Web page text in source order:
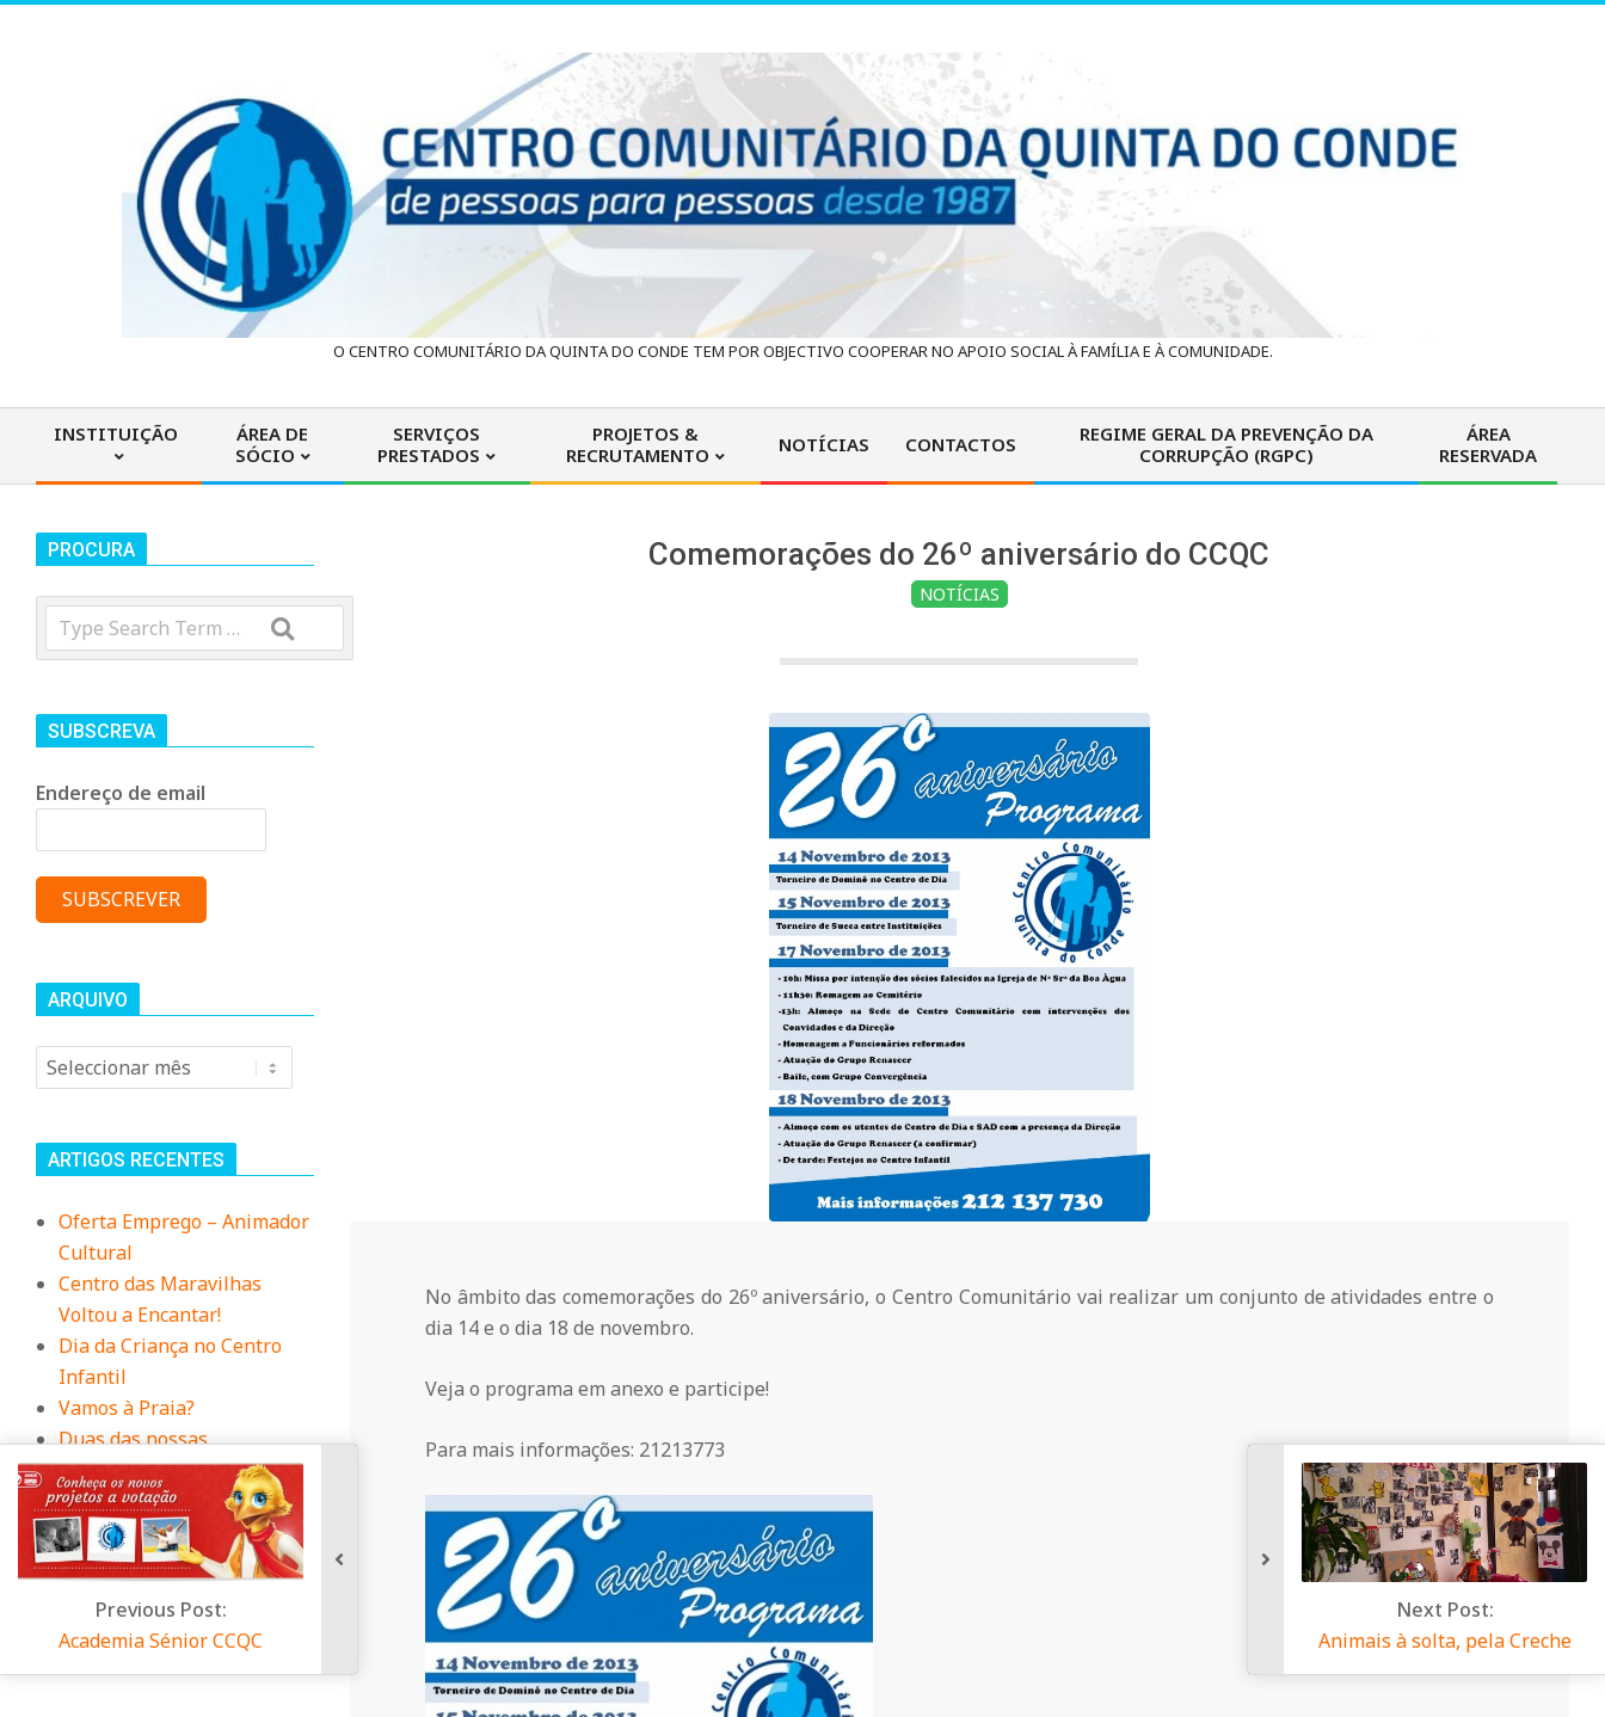
e
n
t
r
o
C
o
m
u
n
i
t
á
r
i
o
d
a
O CENTRO COMUNITÁRIO DA QUINTA DO CONDE TEM POR OBJECTIVO COOPERAR NO APOIO SOCIAL À FAMÍLIA E À COMUNIDADE.
Primary
Navigation
INSTITUIÇÃO
ÁREA DE
SÓCIO
SERVIÇOS
PRESTADOS
PROJETOS &
RECRUTAMENTO
NOTÍCIAS CONTACTOS
REGIME GERAL DA PREVENÇÃO DA
CORRUPÇÃO (RGPC)
ÁREA
RESERVADA
Comemorações do 26º aniversário do CCQC
NOTÍCIAS
No âmbito das comemorações do 26º aniversário, o Centro Comunitário vai realizar um conjunto de atividades entre o
dia 14 e o dia 18 de novembro.
Veja o programa em anexo e participe!
Para mais informações: 21213773
PROCURA
Search
SUBSCREVA
Endereço de email
ARQUIVO
Arquivo
ARTIGOS RECENTES
Oferta Emprego – Animador
Cultural
Centro das Maravilhas
Voltou a Encantar!
Dia da Criança no Centro
Infantil
Vamos à Praia?
Duas das nossas
Educadoras, foram à
Biblioteca contar uma
história
Previous Post:
Academia Sénior CCQC
Next Post:
Animais à solta, pela